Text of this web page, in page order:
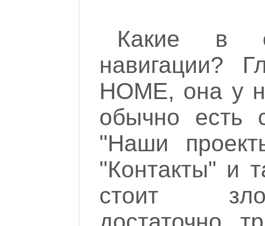
Какие в
навигации?
HOME, она у
обычно есть
"Наши
"Контакты" и
стоит